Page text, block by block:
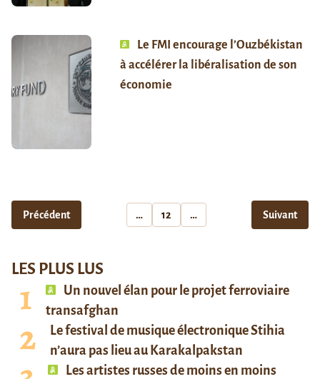
Le FMI encourage l’Ouzbékistan
à accélérer la libéralisation de son
économie
Précédent … 12 … Suivant
LES PLUS LUS
Un nouvel élan pour le projet ferroviaire
transafghan
Le festival de musique électronique Stihia
n’aura pas lieu au Karakalpakstan
Les artistes russes de moins en moins